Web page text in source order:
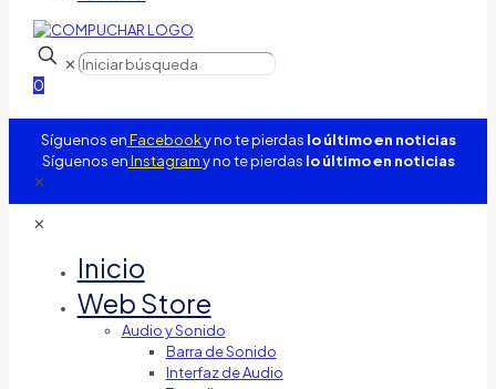
✕
0
Síguenos enFacebooky no te pierdas lo último en noticias
Síguenos enInstagramy no te pierdas lo último en noticias
✕
✕
Inicio
Web Store
Audio y Sonido
Barra de Sonido
Interfaz de Audio